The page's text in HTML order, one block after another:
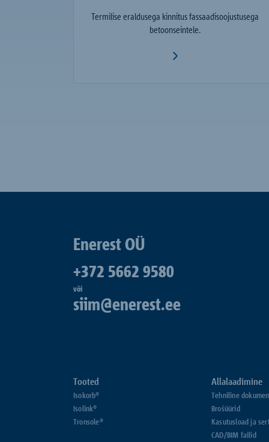
Termilise eraldusega kinnitus fassaadisoojustusega
betoonseintele.
Enerest OÜ
+372 5662 9580
või
siim@enerest.ee
Tooted
Isokorb®
Isolink®
Tronsole®
Allalaadimine
Tehniline
Brošüürid
Kasutusload ja
CAD/BIM failid